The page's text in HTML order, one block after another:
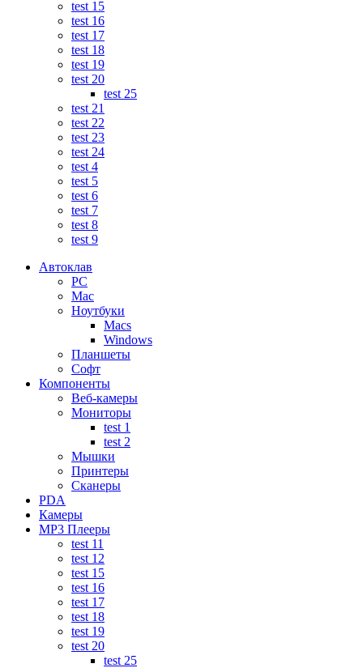
test 15
test 16
test 17
test 18
test 19
test 20
test 25
test 21
test 22
test 23
test 24
test 4
test 5
test 6
test 7
test 8
test 9
Автоклав
PC
Mac
Ноутбуки
Macs
Windows
Планшеты
Софт
Компоненты
Веб-камеры
Мониторы
test 1
test 2
Мышки
Принтеры
Сканеры
PDA
Камеры
MP3 Плееры
test 11
test 12
test 15
test 16
test 17
test 18
test 19
test 20
test 25